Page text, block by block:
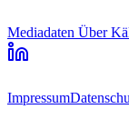
Mediadaten Über
Impressum